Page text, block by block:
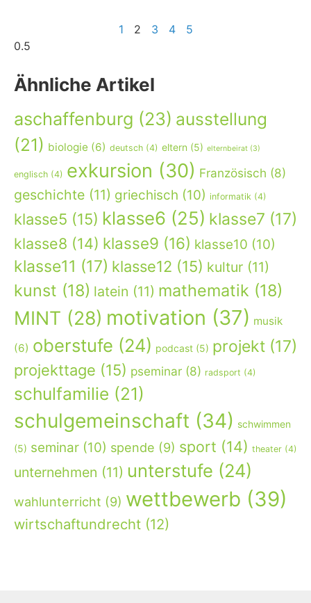
1 2 3 4 5
Ähnliche Artikel
aschaffenburg (23) ausstellung
(21) biologie (6) deutsch (4) eltern (5) elternbeirat (3)
englisch (4) exkursion (30) Französisch (8)
geschichte (11) griechisch (10) informatik (4)
klasse5 (15) klasse6 (25) klasse7 (17)
klasse8 (14) klasse9 (16) klasse10 (10)
klasse11 (17) klasse12 (15) kultur (11)
kunst (18) latein (11) mathematik (18)
MINT (28) motivation (37) musik
(6) oberstufe (24) podcast (5) projekt (17)
projekttage (15) pseminar (8) radsport (4)
schulfamilie (21)
schulgemeinschaft (34) schwimmen
(5) seminar (10) spende (9) sport (14) theater (4)
unternehmen (11) unterstufe (24)
wahlunterricht (9) wettbewerb (39)
wirtschaftundrecht (12)